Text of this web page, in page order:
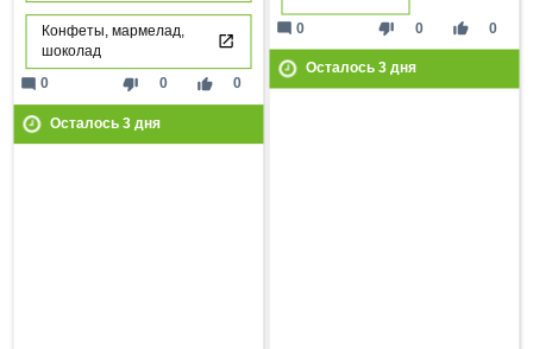
thumb_down 0 thumb_up 0
mode_comment 0
Осталось 3дня
Конфеты, мармелад,
шоколад
thumb_down 0 thumb_up 0
mode_comment 0
Осталось 3дня